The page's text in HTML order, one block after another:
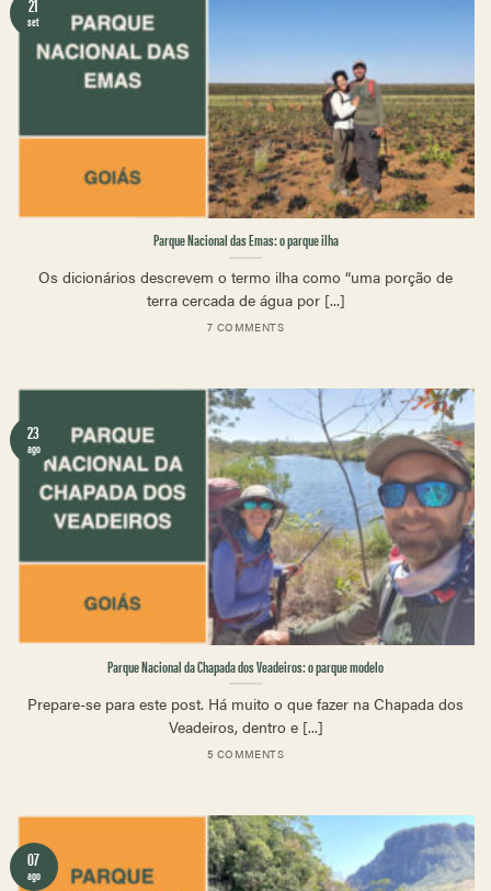
Parque Nacional das Emas: o parque ilha
Os dicionários descrevem o termo ilha como “uma porção de
terra cercada de água por [...]
7 COMMENTS
set
Parque Nacional da Chapada dos Veadeiros: o parque modelo
Prepare-se para este post. Há muito o que fazer na Chapada dos
Veadeiros, dentro e [...]
5 COMMENTS
23
ago
07
ago